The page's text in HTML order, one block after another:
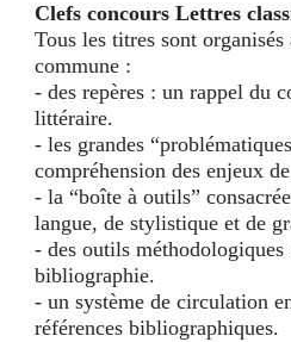
Clefs concours Lettres
Tous les titres sont
commune :
- des repères : un rappel du
littéraire.
- les grandes
compréhension des enjeux
- la “boîte à outils”
langue, de stylistique et de
- des outils
bibliographie.
- un système de circulation
références bibliographiques.